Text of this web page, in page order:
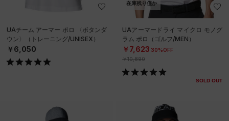
UAチーム アーマー ポロ 〈ボタンダ
ウン〉（トレーニング/UNISEX）
￥6,050
在庫残り僅か
UAアーマードライ マイクロ モノグ
ラム ポロ（ゴルフ/MEN）
￥7,623 30%OFF
￥10,890
SOLD OUT